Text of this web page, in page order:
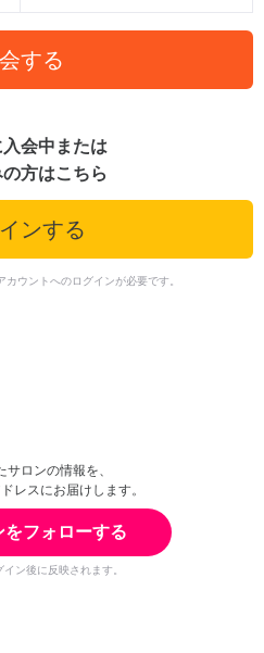
する
会中または
方はこちら
ンする
ウントへのログインが必要です。
サロンの情報を、
レスにお届けします。
をフォローする
ン後に反映されます。